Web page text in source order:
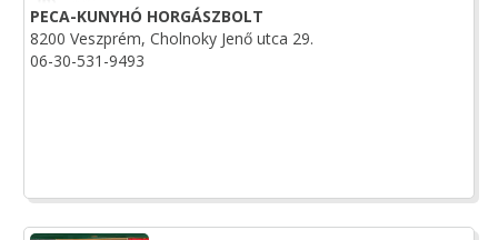
PECA-KUNYHÓ HORGÁSZBOLT
8200 Veszprém, Cholnoky Jenő utca 29.
06-30-531-9493